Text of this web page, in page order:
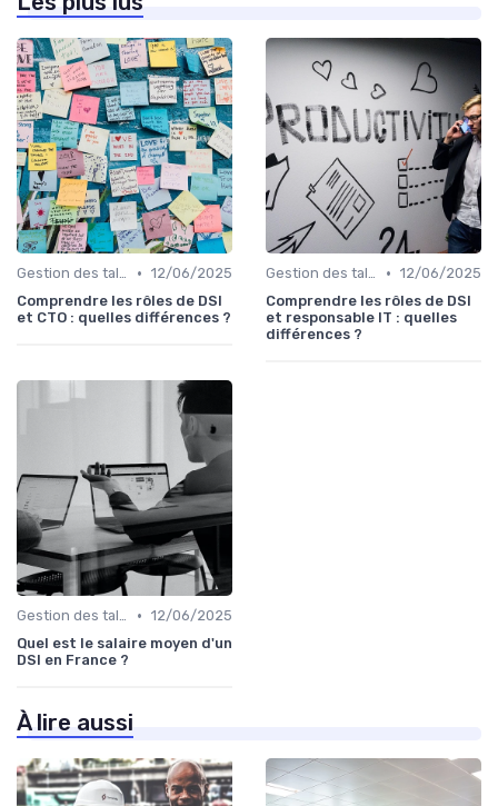
Gestion des talents IT • 12/06/2025
Comprendre les rôles de DSI
et CTO : quelles différences ?
Gestion des talents IT • 12/06/2025
Comprendre les rôles de DSI
et responsable IT : quelles
différences ?
Gestion des talents IT • 12/06/2025
Quel est le salaire moyen d'un
DSI en France ?
À lire aussi